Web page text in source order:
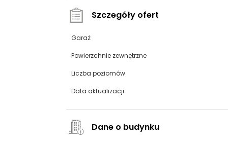
Szczegóły ofert
Garaż
Powierzchnie zewnętrzne
Liczba poziomów
Data aktualizacji
Dane o budynku